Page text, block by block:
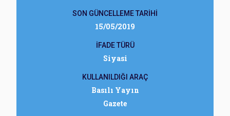
SON GÜNCELLEME TARİHİ
15/05/2019
İFADE TÜRÜ
Siyasi
KULLANILDIĞI ARAÇ
Basılı Yayın
Gazete